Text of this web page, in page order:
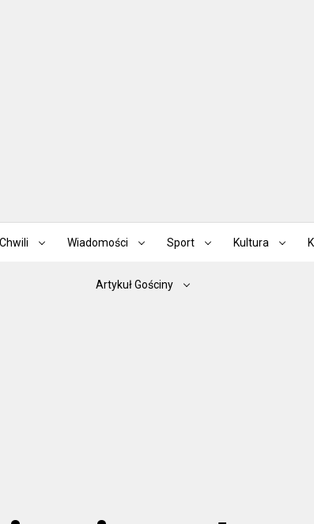
Wiadomości Sport Kultura
Artykuł Gościny